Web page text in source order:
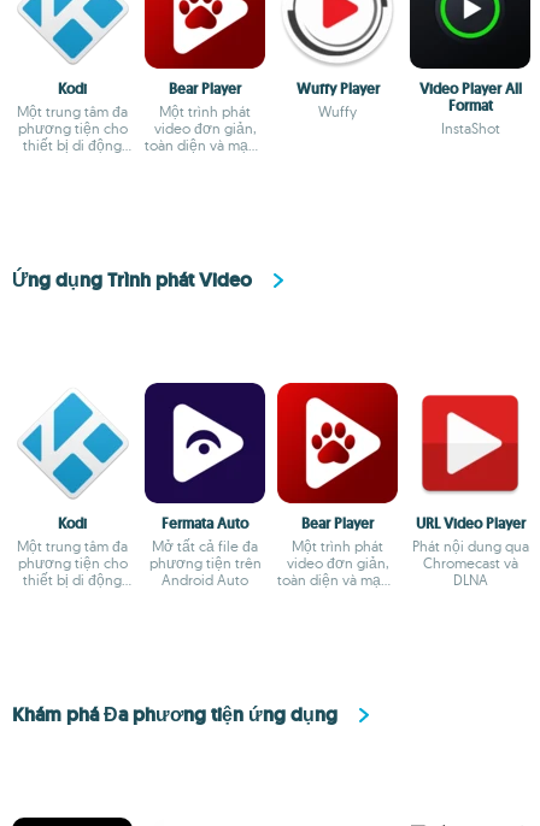
Kodi
Một trung tâm đa
phương tiện cho
thiết bị di động
Bear Player
Một trình phát
video đơn giản,
toàn diện và mạnh
Wuffy Player
Wuffy
Video Player All
Format
InstaShot
Ứng dụng Trình phát Video
Kodi
Một trung tâm đa
phương tiện cho
thiết bị di động
Fermata Auto
Mở tất cả file đa
phương tiện trên
Android Auto
Bear Player
Một trình phát
video đơn giản,
toàn diện và mạnh
URL Video Player
Phát nội dung qua
Chromecast và
DLNA
Khám phá Đa phương tiện ứng dụng